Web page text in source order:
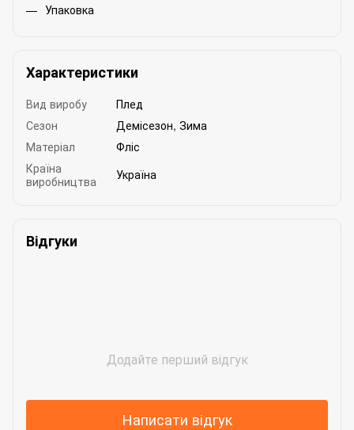
Упаковка
Характеристики
Вид виробу
Плед
Сезон
Демісезон, Зима
Матеріал
Фліс
Країна
виробництва
Україна
Відгуки
Додайте перший відгук
Написати відгук